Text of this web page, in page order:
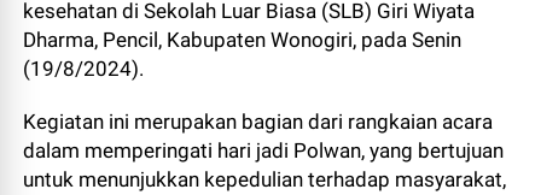
kesehatan di Sekolah Luar Biasa (SLB) Giri Wiyata
Dharma, Pencil, Kabupaten Wonogiri, pada Senin
(19/8/2024).
Kegiatan ini merupakan bagian dari rangkaian acara
dalam memperingati hari jadi Polwan, yang bertujuan
untuk menunjukkan kepedulian terhadap masyarakat,